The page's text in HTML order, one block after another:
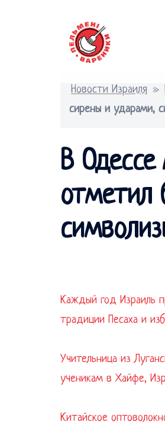
Новости Израиля »
сирены и ударами,
В Одессе
отметил
Каждый год Израиль
традиции Песаха и
Учительница из
ученикам в Хайфе,
Китайское